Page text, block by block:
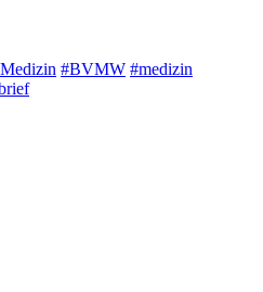
#BVMW #medizin